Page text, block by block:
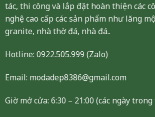
tác, thi công và lắp đặt hoàn thiện các
nghệ cao cấp các sản phẩm như lăng
granite, nhà thờ đá, nhà đá..
Hotline: 0922.505.999 (Zalo)
Email: modadep8386@gmail.com
Giờ mở cửa: 6:30 – 21:00 (các ngày